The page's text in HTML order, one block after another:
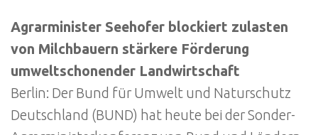
Agrarminister Seehofer blockiert zulasten
von Milchbauern stärkere Förderung
umweltschonender Landwirtschaft
Berlin: Der Bund für Umwelt und Naturschutz
Deutschland (BUND) hat heute bei der Sonder-